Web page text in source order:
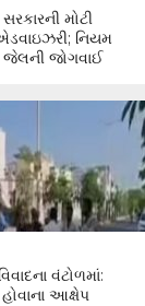
મોટી
નિયમ
જેલની જોગવાઈ
વંટોળમાં:
આક્ષેપ